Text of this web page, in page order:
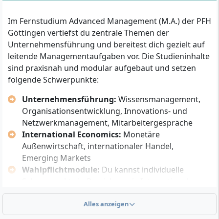
BWL, VWL, Wirtschaftsinformatik,
Wirtschaftsrecht)
Mit einem Bachelorabschluss mit 180 ECTS ist der
Zugang möglich, wenn du zusätzlich mindestens
ein Jahr einschlägige Berufserfahrung nachweist
(die Berufspraxis kann mit bis zu 30 ECTS
bzw. 240 ECTS erreicht werden)
Abschluss an einer staatlichen oder staatlich
anerkannten Hochschule erforderlich
Bei fehlenden ECTS-Punkten und ausreichend
beruflicher Praxis bietet die PFH ergänzende
Brückenkurse zur individuellen Studienzulassung
an
Ergänzend solltest du folgende persönliche
Voraussetzungen mitbringen:
Im Fernstudium Advanced Management (M.A.) der PFH
Göttingen vertiefst du zentrale Themen der
Unternehmensführung und bereitest dich gezielt auf
leitende Managementaufgaben vor. Die Studieninhalte
sind praxisnah und modular aufgebaut und setzen
folgende Schwerpunkte:
Unternehmensführung: Wissensmanagement,
Organisationsentwicklung, Innovations- und
Netzwerkmanagement, Mitarbeitergespräche
International Economics: Monetäre
Außenwirtschaft, internationaler Handel,
Emerging Markets
Wahlpflichtmodule: Du kannst individuelle
Management, Controlling oder
Wirtschaftsinformatik wählen
Strategie- und Fachvertiefungen:Auswahl aus
Alles anzeigen